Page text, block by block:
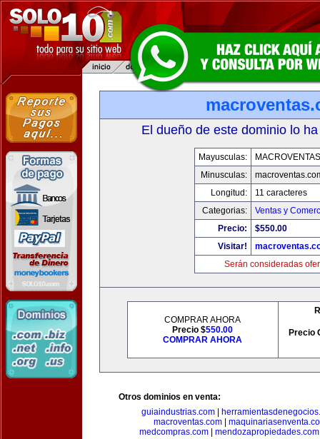
El dueño de este dominio lo
Mayusculas:
Minusculas:
Longitud:
11 caracteres
Categorias:
Ventas y
Precio:
$550.00
Visitar!
Serán consideradas
COMPRAR AHORA
Precio $550.00
COMPRAR AHORA
Precio
Otros dominios en venta:
guiaindustrias.com
macroventas.com
medcompras.com| mendozapropiedades.com